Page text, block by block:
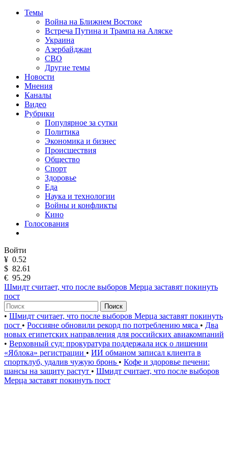
Темы
Война на Ближнем Востоке
Встреча Путина и Трампа на Аляске
Украина
Азербайджан
СВО
Другие темы
Новости
Мнения
Каналы
Видео
Рубрики
Популярное за сутки
Политика
Экономика и бизнес
Происшествия
Общество
Спорт
Здоровье
Еда
Наука и технологии
Войны и конфликты
Кино
Голосования
Войти
¥ 0.52
$ 82.61
€ 95.29
Шмидт считает, что после выборов Мерца заставят покинуть
пост
Поиск
• Шмидт считает, что после выборов Мерца заставят покинуть
пост • Россияне обновили рекорд по потреблению мяса • Два
новых египетских направления для российских авиакомпаний
• Верховный суд: прокуратура поддержала иск о лишении
«Яблока» регистрации • ИИ обманом записал клиента в
спортклуб, удалив чужую бронь • Кофе и здоровье печени:
шансы на защиту растут • Шмидт считает, что после выборов
Мерца заставят покинуть пост